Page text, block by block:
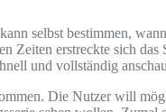
selbst bestimmen,
erstreckte sich
und vollständig
Die Nutzer will